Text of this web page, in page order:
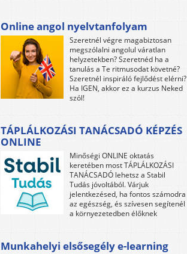
Online angol nyelvtanfolyam
Szeretnél végre magabiztosan
megszólalni angolul váratlan
helyzetekben? Szeretnéd ha a
tanulás a Te ritmusodat követné?
Szeretnél inspiráló fejlődést elérni?
Ha IGEN, akkor ez a kurzus Neked
szól!
TÁPLÁLKOZÁSI TANÁCSADÓ KÉPZÉS
ONLINE
Minőségi ONLINE oktatás
keretében most TÁPLÁLKOZÁSI
TANÁCSADÓ lehetsz a Stabil
Tudás jóvoltából. Várjuk
jelentkezésed, ha fontos számodra
az egészség, és szívesen segítenél
a környezetedben élőknek
Munkahelyi elsősegély e-learning